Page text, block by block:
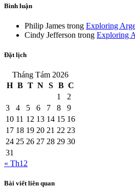
Bình luận
Philip James trong Exploring
Cindy Jefferson trong Exploring
Đặt lịch
Tháng Tám 2026
H B T N S B C
1
2
3
4 5 6 7 8
9
10 11 12 13 14 15 16
17 18 19 20 21 22 23
24 25 26 27 28 29 30
31
« Th12
Bài viết liên quan